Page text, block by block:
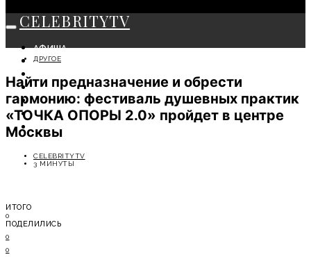
CELEBRITYTV
АФИША
СОБЫТИЯ
МОДА
ЛИЧНОСТЬ
ОТДЫХ
СОВЕТЫ ЭКСПЕРТОВ
ДРУГОЕ
Найти предназначение и обрести
гармонию: фестиваль душевных практик
«ТОЧКА ОПОРЫ 2.0» пройдет в центре
Москвы
CELEBRITYTV
3 МИНУТЫ
ИТОГО
0
ПОДЕЛИЛИСЬ
0
0